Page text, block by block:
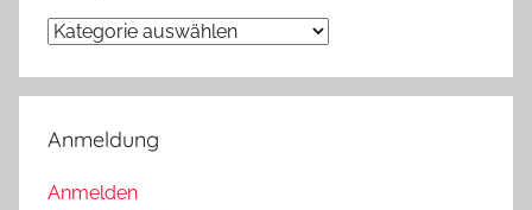
Kategorien
Anmeldung
Anmelden